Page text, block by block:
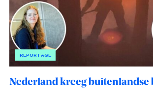
REPORTAGE
Nederland kreeg buitenlandse